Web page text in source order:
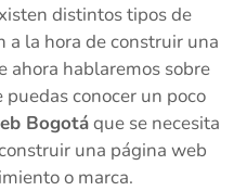
distintos tipos de
a la hora de construir una
ahora hablaremos sobre
conocer un poco
Bogotáque se necesita
una página web
o marca.